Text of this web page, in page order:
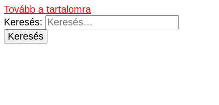
Tovább a tartalomra
Keresés: